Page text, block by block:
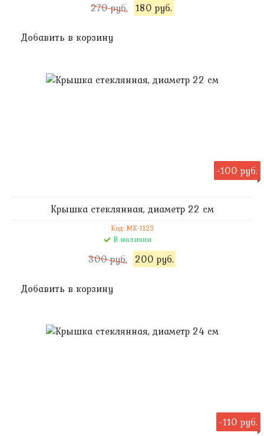
270 руб. 180 руб.
Добавить в корзину
-100 руб.
Крышка стеклянная, диаметр 22 см
Код: MK-1123
В наличии
300 руб. 200 руб.
Добавить в корзину
-110 руб.